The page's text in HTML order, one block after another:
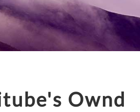
Ownd